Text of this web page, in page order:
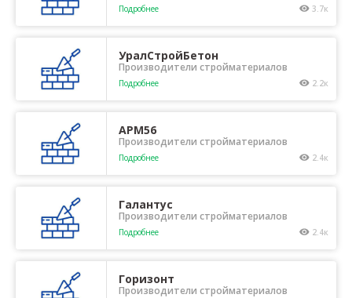
Подробнее 3.7к
УралСтройБетон
Производители стройматериалов
Подробнее 2.2к
АРМ56
Производители стройматериалов
Подробнее 2.4к
Галантус
Производители стройматериалов
Подробнее 2.4к
Горизонт
Производители стройматериалов